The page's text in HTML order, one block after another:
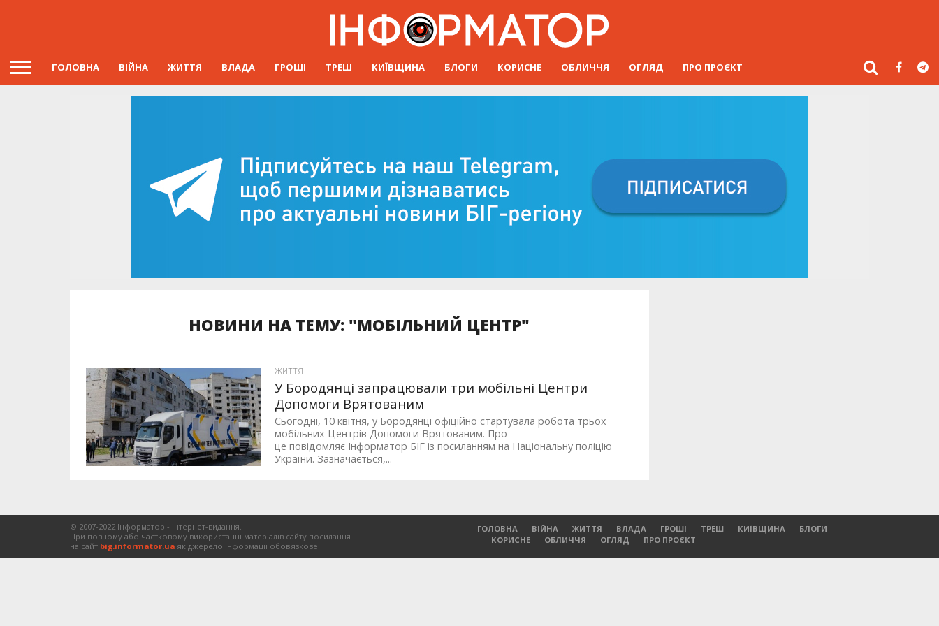
ГОЛОВНА ВІЙНА ЖИТТЯ ВЛАДА ГРОШІ ТРЕШ КИЇВЩИНА БЛОГИ КОРИСНЕ ОБЛИЧЧЯ ОГЛЯД ПРО ПРОЄКТ
НОВИНИ НА ТЕМУ: "МОБІЛЬНИЙ ЦЕНТР"
ЖИТТЯ
У Бородянці запрацювали три мобільні Центри
Допомоги Врятованим
Сьогодні, 10 квітня, у Бородянці офіційно стартувала робота трьох
мобільних Центрів Допомоги Врятованим. Про
це повідомляє Інформатор БІГ із посиланням на Національну поліцію
України. Зазначається,...
ГОЛОВНА ВІЙНА ЖИТТЯ ВЛАДА ГРОШІ ТРЕШ КИЇВЩИНА
БЛОГИ
КОРИСНЕ
ОБЛИЧЧЯ ОГЛЯД ПРО ПРОЄКТ
© 2007-2022 Інформатор - інтернет-видання.
При повному або частковому використанні матеріалів сайту посилання
на сайт big.informator.ua як джерело інформації обов'язкове.